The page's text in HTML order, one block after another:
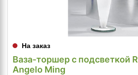
На заказ
Ваза-торшер с подсветкой
Angelo Ming